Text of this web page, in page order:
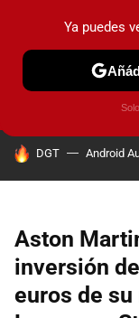
PRUEBAS
HOY SE HABLA DE
DGT Android
Aston
inversión
euros de
Ya puedes